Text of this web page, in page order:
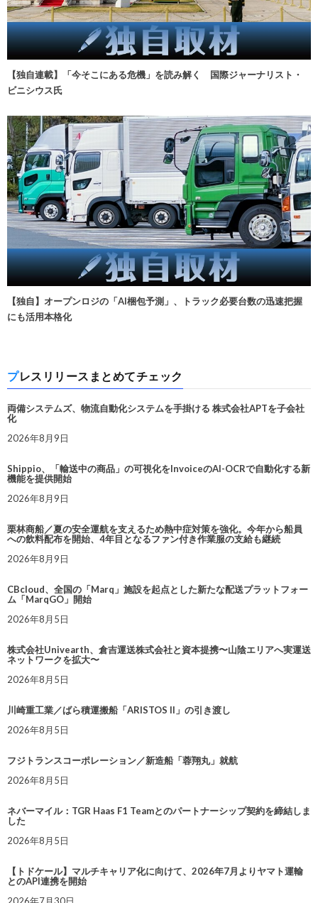
【独自連載】「今そこにある危機」を読み解く 国際ジャーナリスト・
ビニシウス氏
【独自】オープンロジの「AI梱包予測」、トラック必要台数の迅速把握
にも活用本格化
プレスリリースまとめてチェック
両備システムズ、物流自動化システムを手掛ける 株式会社APTを子会社
化
2026年8月9日
Shippio、「輸送中の商品」の可視化をInvoiceのAI-OCRで自動化する新
機能を提供開始
2026年8月9日
栗林商船／夏の安全運航を支えるため熱中症対策を強化。今年から船員
への飲料配布を開始、4年目となるファン付き作業服の支給も継続
2026年8月9日
CBcloud、全国の「Marq」施設を起点とした新たな配送プラットフォー
ム「MarqGO」開始
2026年8月5日
株式会社Univearth、倉吉運送株式会社と資本提携〜山陰エリアへ実運送
ネットワークを拡大〜
2026年8月5日
川崎重工業／ばら積運搬船「ARISTOS II」の引き渡し
2026年8月5日
フジトランスコーポレーション／新造船「蓉翔丸」就航
2026年8月5日
ネバーマイル：TGR Haas F1 Teamとのパートナーシップ契約を締結しま
した
2026年8月5日
【トドケール】マルチキャリア化に向けて、2026年7月よりヤマト運輸
とのAPI連携を開始